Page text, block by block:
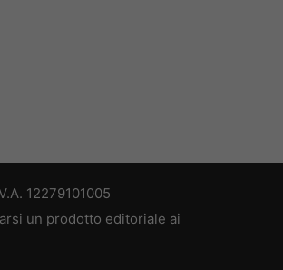
12279101005
un prodotto editoriale ai